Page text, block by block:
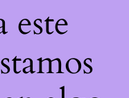
este